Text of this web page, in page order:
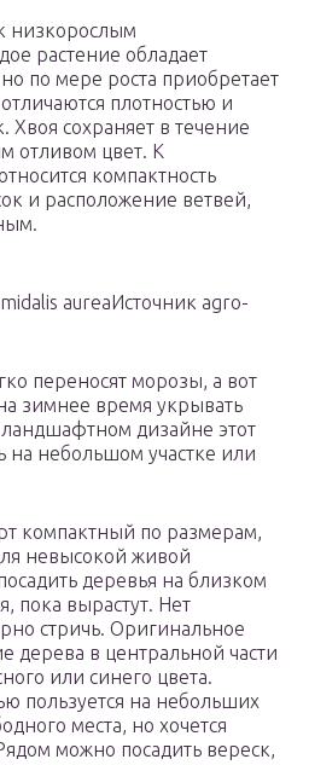
низкорослым
растение обладает
по мере роста приобретает
плотностью и
сохраняет в течение
отливом цвет. К
компактность
и расположение ветвей,
aureaИсточник agro-
переносят морозы, а вот
зимнее время укрывать
дизайне этот
на небольшом участке или
компактный по размерам,
невысокой живой
деревья на близком
пока вырастут. Нет
стричь. Оригинальное
в центральной части
или синего цвета.
пользуется на небольших
места, но хочется
можно посадить вереск,